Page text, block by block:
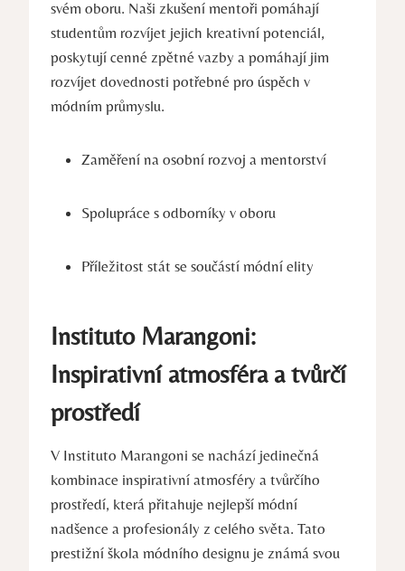
svém oboru. Naši⁣ zkušení mentoři‍ pomáhají
studentům rozvíjet jejich kreativní potenciál,
poskytují cenné zpětné vazby a pomáhají jim
rozvíjet dovednosti potřebné pro úspěch v
‌módním průmyslu.
Zaměření na osobní rozvoj a⁢ mentorství
Spolupráce s odborníky v oboru
Příležitost stát se součástí módní ⁤elity
Instituto Marangoni:
Inspirativní atmosféra a tvůrčí
prostředí
V Instituto Marangoni⁤ se nachází jedinečná
kombinace inspirativní atmosféry a tvůrčího
prostředí, která přitahuje nejlepší módní
nadšence a profesionály z ⁤celého světa. Tato​
prestižní škola módního designu je známá svou